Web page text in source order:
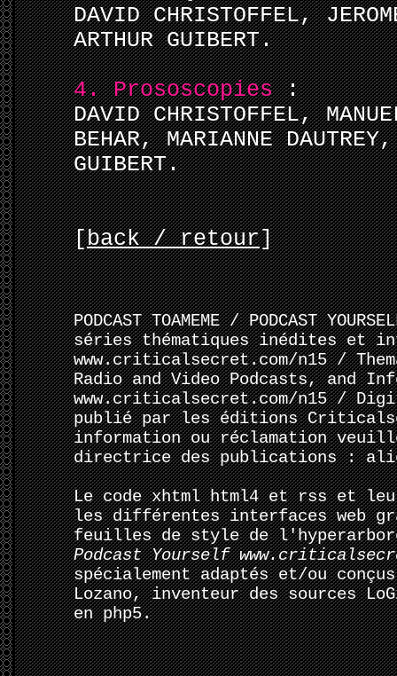
DAVID CHRISTOFFEL,
ARTHUR GUIBERT.
4. Prososcopies:
DAVID CHRISTOFFEL,
BEHAR, MARIANNE
GUIBERT.
[back / retour]
PODCAST TOAMEME / PODCAST
séries thématiques inédites et
www.criticalsecret.com/n15 /
Radio and Video Podcasts, and
www.criticalsecret.com/n15 /
publié par les éditions
information ou réclamation
directrice des publications :
Le code xhtml html4 et rss et
les différentes interfaces web
feuilles de style de
Podcast Yourself
spécialement adaptés et/ou
Lozano, inventeur des sources
en php5.